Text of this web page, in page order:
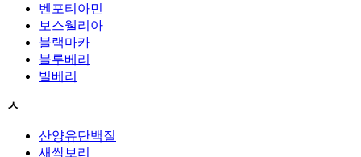
벤포티아민
보스웰리아
블랙마카
블루베리
빌베리
ㅅ
산양유단백질
새싹보리